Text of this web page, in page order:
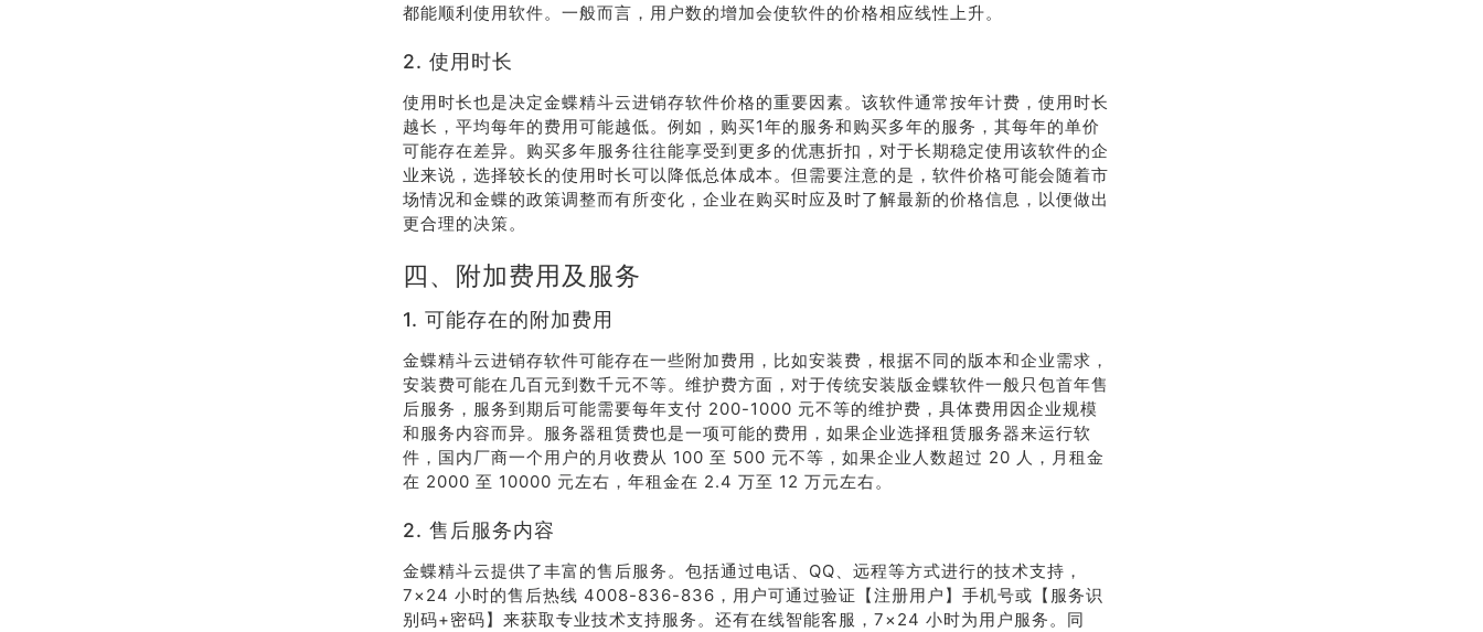
都能顺利使用软件。一般而言，用户数的增加会使软件的价格相应线性上升。
2. 使用时长
使用时长也是决定金蝶精斗云进销存软件价格的重要因素。该软件通常按年计费，使用时长
越长，平均每年的费用可能越低。例如，购买1年的服务和购买多年的服务，其每年的单价
可能存在差异。购买多年服务往往能享受到更多的优惠折扣，对于长期稳定使用该软件的企
业来说，选择较长的使用时长可以降低总体成本。但需要注意的是，软件价格可能会随着市
场情况和金蝶的政策调整而有所变化，企业在购买时应及时了解最新的价格信息，以便做出
更合理的决策。
四、附加费用及服务
1. 可能存在的附加费用
金蝶精斗云进销存软件可能存在一些附加费用，比如安装费，根据不同的版本和企业需求，
安装费可能在几百元到数千元不等。维护费方面，对于传统安装版金蝶软件一般只包首年售
后服务，服务到期后可能需要每年支付 200-1000 元不等的维护费，具体费用因企业规模
和服务内容而异。服务器租赁费也是一项可能的费用，如果企业选择租赁服务器来运行软
件，国内厂商一个用户的月收费从 100 至 500 元不等，如果企业人数超过 20 人，月租金
在 2000 至 10000 元左右，年租金在 2.4 万至 12 万元左右。
2. 售后服务内容
金蝶精斗云提供了丰富的售后服务。包括通过电话、QQ、远程等方式进行的技术支持，
7×24 小时的售后热线 4008-836-836，用户可通过验证【注册用户】手机号或【服务识
别码+密码】来获取专业技术支持服务。还有在线智能客服，7×24 小时为用户服务。同